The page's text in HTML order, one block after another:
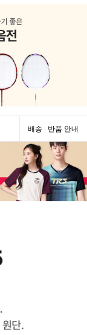
배송 · 반품 안내